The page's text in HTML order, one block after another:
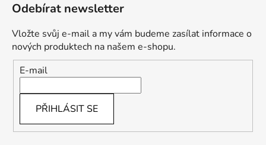
Odebírat newsletter
Vložte svůj e-mail a my vám budeme zasílat informace o
nových produktech na našem e-shopu.
E-mail
PŘIHLÁSIT SE